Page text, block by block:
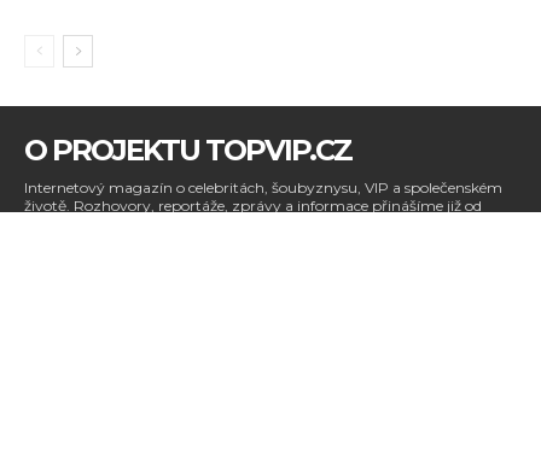
O PROJEKTU TOPVIP.CZ
Internetový magazín o celebritách, šoubyznysu, VIP a společenském
životě. Rozhovory, reportáže, zprávy a informace přinášíme již od